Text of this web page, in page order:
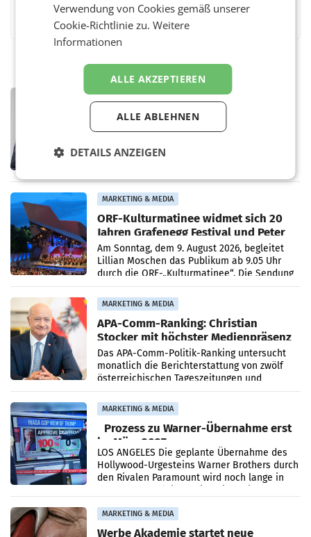
Facebook Twitter WhatsAppLinkedIn Teilen
PRIMENEWS
ORF III: Peter Schöber abberufen und
Schöber ist wegen Compliance-Vorwürfen
bestätigte gegenüber der APA entsprechende
MARKETING & MEDIA
ORF-Kulturmatinee widmet sich 20
Jahren Grafenegg Festival und Peter
Simonischek
Am Sonntag, dem 9. August 2026, begleitet
Lillian Moschen das Publikum ab 9.05 Uhr
durch die ORF-„Kulturmatinee“. Die Sendung
startet mit der Dokumentation „20 Jahre
Grafenegg
MARKETING & MEDIA
APA-Comm-Ranking: Christian
Stocker mit höchster Medienpräsenz
im Juli
Das APA-Comm-Politik-Ranking untersucht
monatlich die Berichterstattung von zwölf
österreichischen Tageszeitungen und
analysiert, welche Politikerinnen und
Politiker Österreichs die
MARKETING & MEDIA
Prozess zu Warner-Übernahme erst
im März 2027
LOS ANGELES Die geplante Übernahme des
Hollywood-Urgesteins Warner Brothers durch
den Rivalen Paramount wird noch lange in
MARKETING & MEDIA
Werbe Akademie startet neue
Verwendung von Cookies gemäß unserer
Cookie-Richtlinie zu.Weitere
Informationen
ALLE AKZEPTIEREN
ALLE ABLEHNEN
DETAILS ANZEIGEN